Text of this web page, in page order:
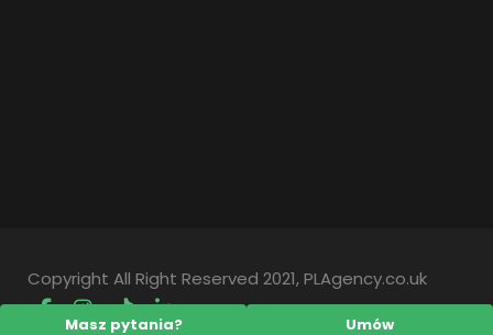
Masz pytania?
Umów
Copyright All Right Reserved 2021, PLAgency.co.uk